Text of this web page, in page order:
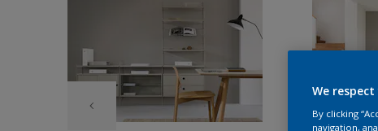
We
By clicking
navigation,